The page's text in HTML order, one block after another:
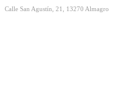
Calle San Agustín, 21, 13270 Almagro